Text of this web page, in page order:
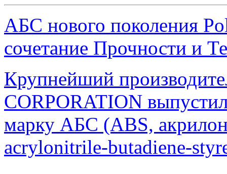
АБС нового поколения
сочетание Прочности и
Крупнейший
CORPORATION
марку АБС (ABS,
acrylonitrile-butadiene-